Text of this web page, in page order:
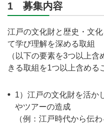
1 募集内容
江戸の文化財と歴史・文
て学び理解を深める取組
（以下の要素を3つ以上
きる取組を1つ以上含める
1）江戸の文化財を活か
やツアーの造成
（例：江戸時代から伝